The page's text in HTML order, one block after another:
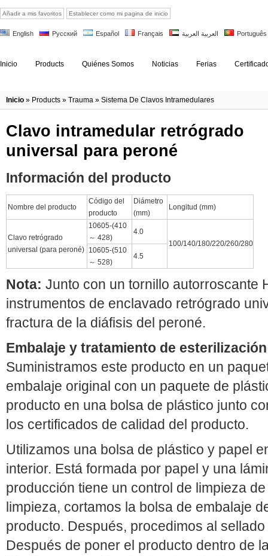
Añadir a mis favoritos Establecer como mi pagina de inicio
English Русский Español Français العربية العربية Português
Inicio Products Quiénes Somos Noticias Ferias
Inicio » Products » Trauma » Sistema De Clavos Intramedulares
Clavo intramedular retrógrado
universal para peroné
Información del producto
Nombre del producto
Código del
producto
Diámetro
(mm)
Longitud (mm)
Clavo retrógrado
universal (para peroné)
10605-(410
～ 428)
4.0
100/140/180/220/260/280
10605-(510
～ 528)
4.5
Nota: Junto con un tornillo autorroscante
instrumentos de enclavado retrógrado
fractura de la diáfisis del peroné.
Embalaje y tratamiento de esterilización
Suministramos este producto en un
embalaje original con un paquete de
producto en una bolsa de plástico junto
los certificados de calidad del producto.
Utilizamos una bolsa de plástico y papel
interior. Está formada por papel y una
producción tiene un control de limpieza
limpieza, cortamos la bolsa de embalaje
producto. Después, procedimos al
Después de poner el producto dentro de